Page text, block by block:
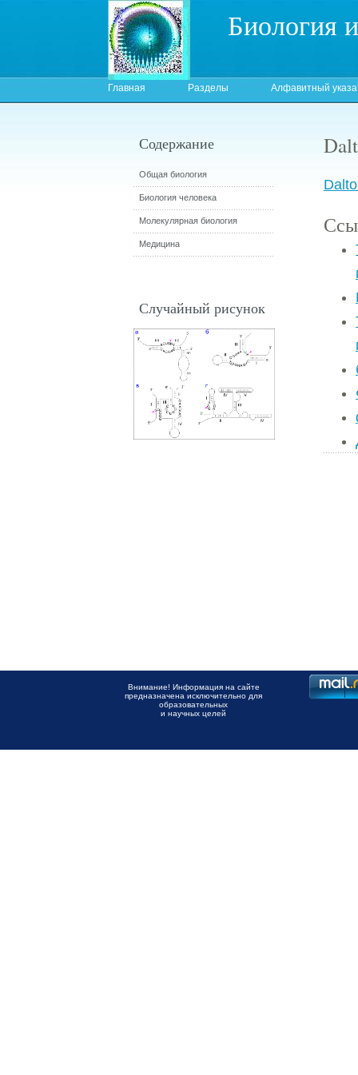
Биология
Главная Разделы Алфавитный
Содержание
Общая биология
Биология человека
Молекулярная биология
Медицина
Случайный рисунок
Внимание! Информация на сайте
предназначена исключительно для
образовательных
и научных целей